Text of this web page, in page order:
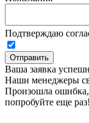
Подтверждаю
Отправить
Ваша заявка
Наши менеджеры
Произошла ошибка,
попробуйте еще раз!